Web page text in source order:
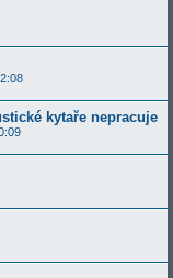
kytaře nepracuje